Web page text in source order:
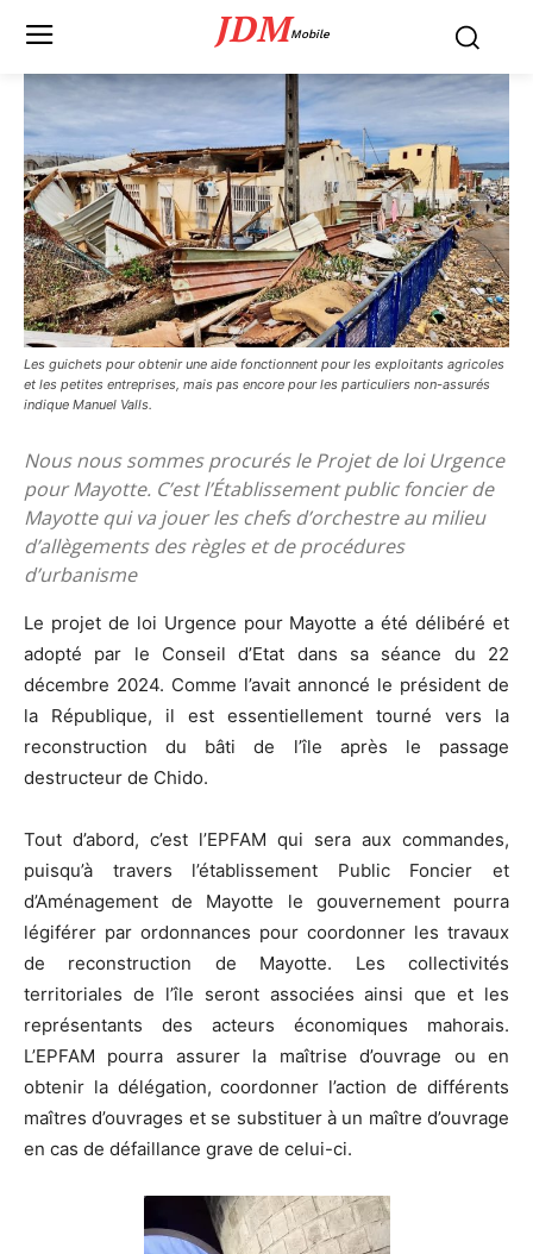
JDMMobile
Les guichets pour obtenir une aide fonctionnent pour les exploitants agricoles
et les petites entreprises, mais pas encore pour les particuliers non-assurés
indique Manuel Valls.
Nous nous sommes procurés le Projet de loi Urgence
pour Mayotte. C’est l’Établissement public foncier de
Mayotte qui va jouer les chefs d’orchestre au milieu
d’allègements des règles et de procédures
d’urbanisme
Le projet de loi Urgence pour Mayotte a été délibéré et
adopté par le Conseil d’Etat dans sa séance du 22
décembre 2024. Comme l’avait annoncé le président de
la République, il est essentiellement tourné vers la
reconstruction du bâti de l’île après le passage
destructeur de Chido.
Tout d’abord, c’est l’EPFAM qui sera aux commandes,
puisqu’à travers l’établissement Public Foncier et
d’Aménagement de Mayotte le gouvernement pourra
légiférer par ordonnances pour coordonner les travaux
de reconstruction de Mayotte. Les collectivités
territoriales de l’île seront associées ainsi que et les
représentants des acteurs économiques mahorais.
L’EPFAM pourra assurer la maîtrise d’ouvrage ou en
obtenir la délégation, coordonner l’action de différents
maîtres d’ouvrages et se substituer à un maître d’ouvrage
en cas de défaillance grave de celui-ci.